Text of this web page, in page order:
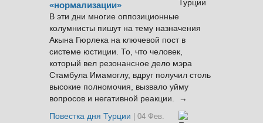
«нормализации»
В эти дни многие оппозиционные
колумнисты пишут на тему назначения
Акына Гюрлека на ключевой пост в
системе юстиции. То, что человек,
который вел резонансное дело мэра
Стамбула Имамоглу, вдруг получил столь
высокие полномочия, вызвало уйму
вопросов и негативной реакции. →
Повестка дня Турции
| 04 Фев.